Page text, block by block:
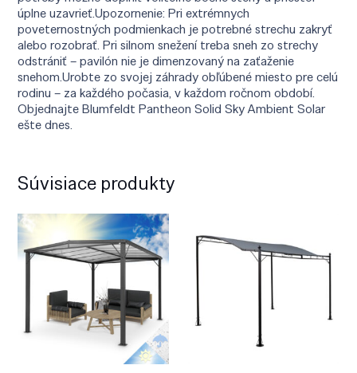
úplne uzavrieť.Upozornenie: Pri extrémnych
poveternostných podmienkach je potrebné strechu zakryť
alebo rozobrať. Pri silnom snežení treba sneh zo strechy
odstrániť – pavilón nie je dimenzovaný na zaťaženie
snehom.Urobte zo svojej záhrady obľúbené miesto pre celú
rodinu – za každého počasia, v každom ročnom období.
Objednajte Blumfeldt Pantheon Solid Sky Ambient Solar
ešte dnes.
Súvisiace produkty